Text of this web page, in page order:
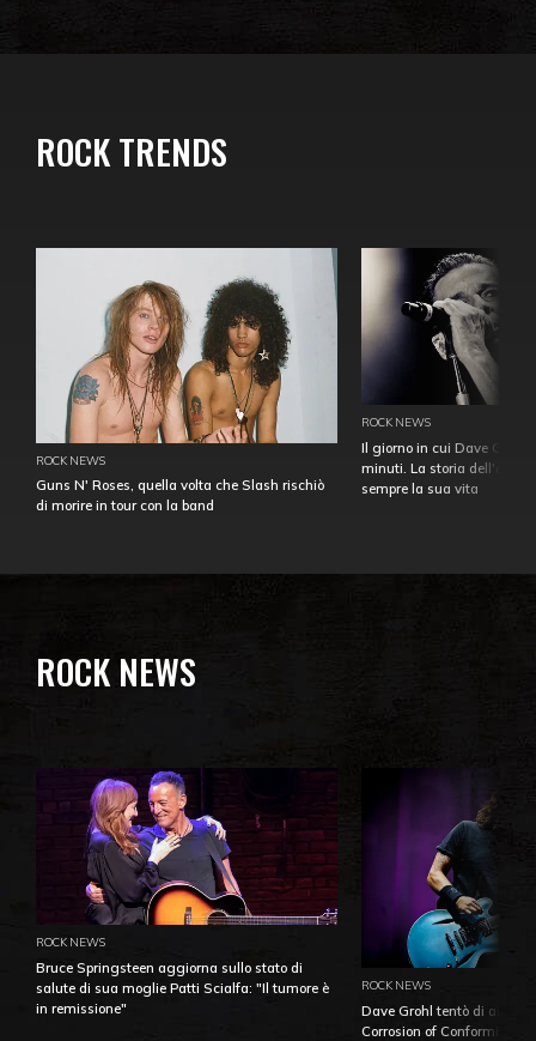
ROCK TRENDS
ROCK NEWS
Guns N' Roses, quella volta che Slash rischiò
di morire in tour con la band
ROCK NEWS
Il giorno in cui Dave
minuti. La storia
sempre la sua vita
ROCK NEWS
ROCK NEWS
Bruce Springsteen aggiorna sullo stato di
salute di sua moglie Patti Scialfa: "Il tumore è
in remissione"
ROCK NEWS
Dave Grohl tentò di
Corrosion of Conformity